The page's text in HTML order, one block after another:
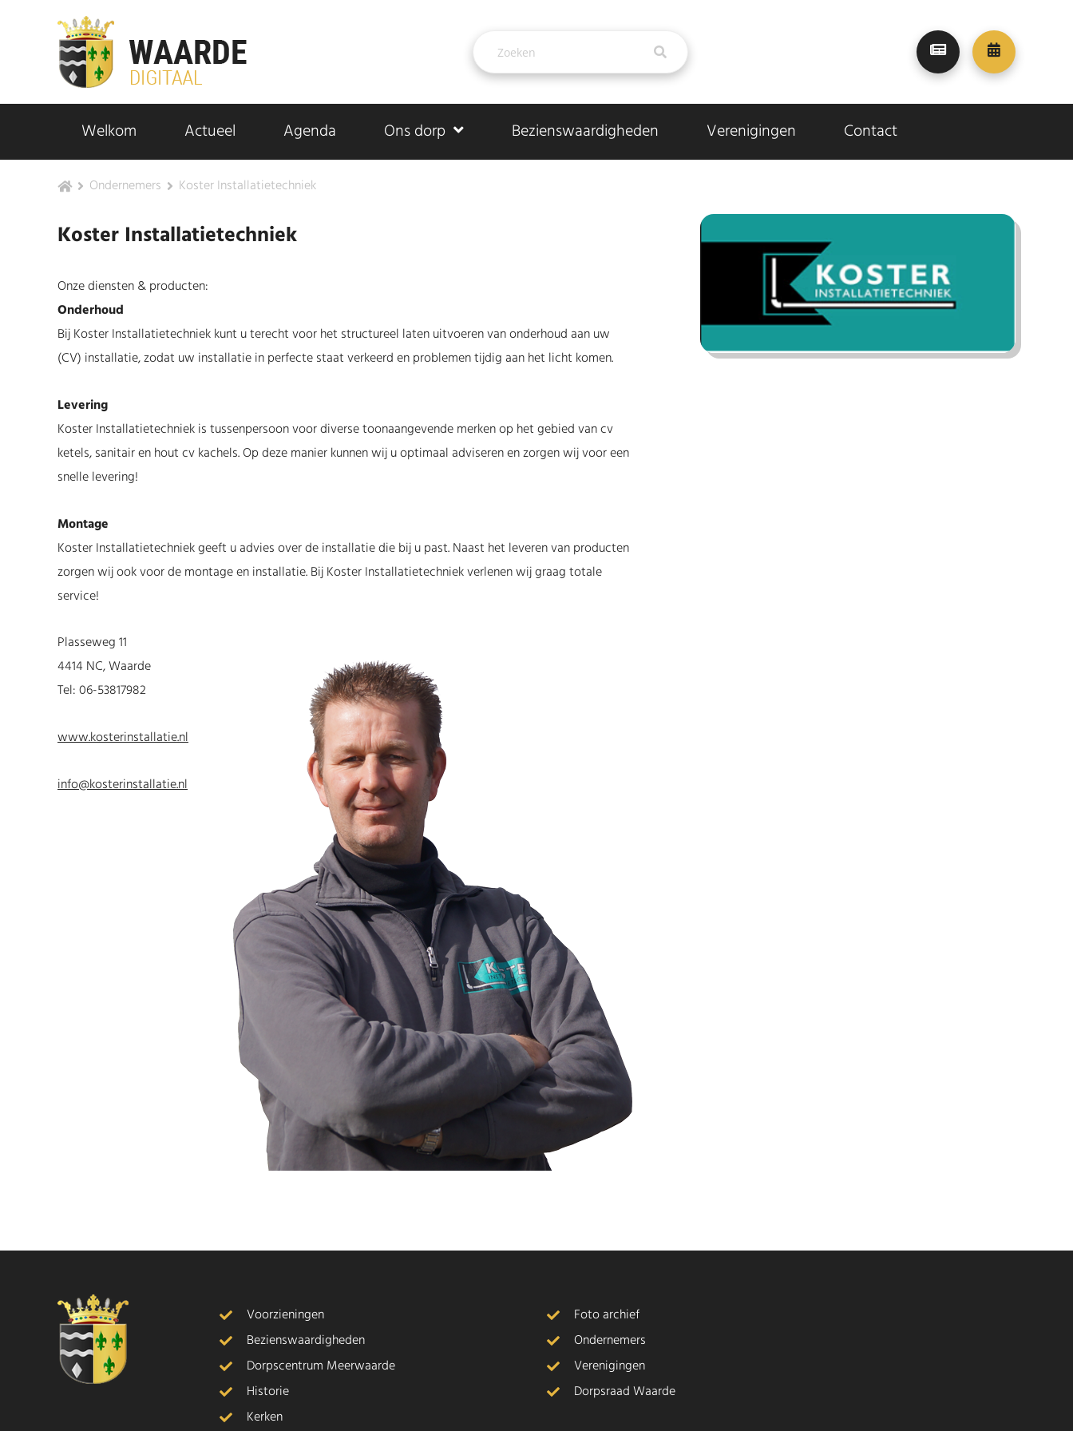
Welkom Actueel Agenda Ons dorp Bezienswaardigheden Verenigingen Contact
Ondernemers Koster Installatietechniek
Koster Installatietechniek
Onze diensten & producten:
Onderhoud
Bij Koster Installatietechniek kunt u terecht voor het structureel laten uitvoeren van onderhoud aan uw
(CV) installatie, zodat uw installatie in perfecte staat verkeerd en problemen tijdig aan het licht komen.
Levering
Koster Installatietechniek is tussenpersoon voor diverse toonaangevende merken op het gebied van cv
ketels, sanitair en hout cv kachels. Op deze manier kunnen wij u optimaal adviseren en zorgen wij voor een
snelle levering!
Montage
Koster Installatietechniek geeft u advies over de installatie die bij u past. Naast het leveren van producten
zorgen wij ook voor de montage en installatie. Bij Koster Installatietechniek verlenen wij graag totale
service!
Plasseweg 11
4414 NC, Waarde
Tel: 06-53817982
www.kosterinstallatie.nl
info@kosterinstallatie.nl
Voorzieningen
Bezienswaardigheden
Dorpscentrum Meerwaarde
Historie
Kerken
Foto archief
Ondernemers
Verenigingen
Dorpsraad Waarde